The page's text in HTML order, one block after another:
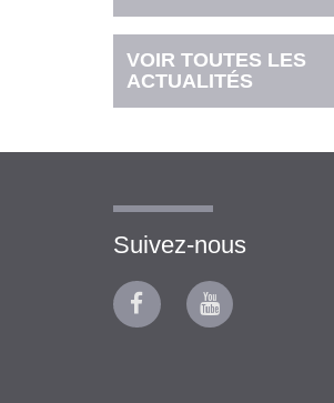
VOIR TOUTES LES
ACTUALITÉS
Suivez-nous